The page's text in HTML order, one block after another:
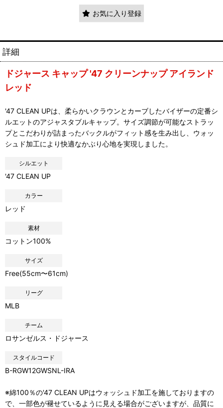
お気に入り登録
詳細
ドジャース キャップ '47 クリーンナップ アイランド
レッド
'47 CLEAN UPは、柔らかいクラウンとカーブしたバイザーの定番シ
ルエットのアジャスタブルキャップ。サイズ調節が可能なストラッ
プとこだわりが詰まったバックルがフィット感を生み出し、ウォッ
シュド加工により快適なかぶり心地を実現しました。
シルエット
'47 CLEAN UP
カラー
レッド
素材
コットン100%
サイズ
Free(55cm〜61cm)
リーグ
MLB
チーム
ロサンゼルス・ドジャース
スタイルコード
B-RGW12GWSNL-IRA
※綿100％の'47 CLEAN UPはウォッシュド加工を施しておりますの
で、一部色が褪せているように見える場合がございますが、品質に